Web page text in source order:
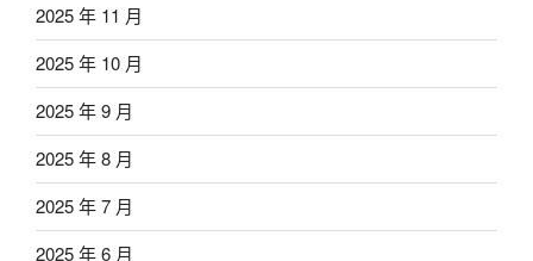
2025 年 11 月
2025 年 10 月
2025 年 9 月
2025 年 8 月
2025 年 7 月
2025 年 6 月